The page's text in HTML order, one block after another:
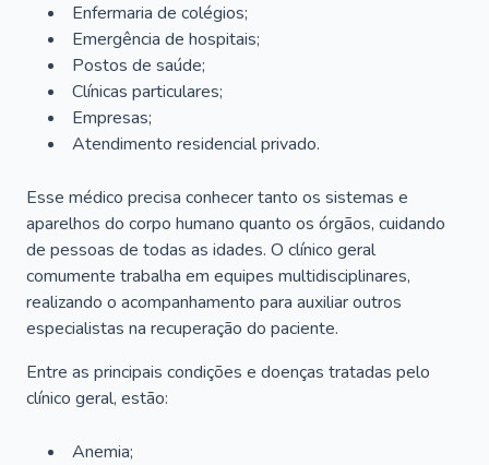
Enfermaria de colégios;
Emergência de hospitais;
Postos de saúde;
Clínicas particulares;
Empresas;
Atendimento residencial privado.
Esse médico precisa conhecer tanto os sistemas e
aparelhos do corpo humano quanto os órgãos, cuidando
de pessoas de todas as idades. O clínico geral
comumente trabalha em equipes multidisciplinares,
realizando o acompanhamento para auxiliar outros
especialistas na recuperação do paciente.
Entre as principais condições e doenças tratadas pelo
clínico geral, estão:
Anemia;